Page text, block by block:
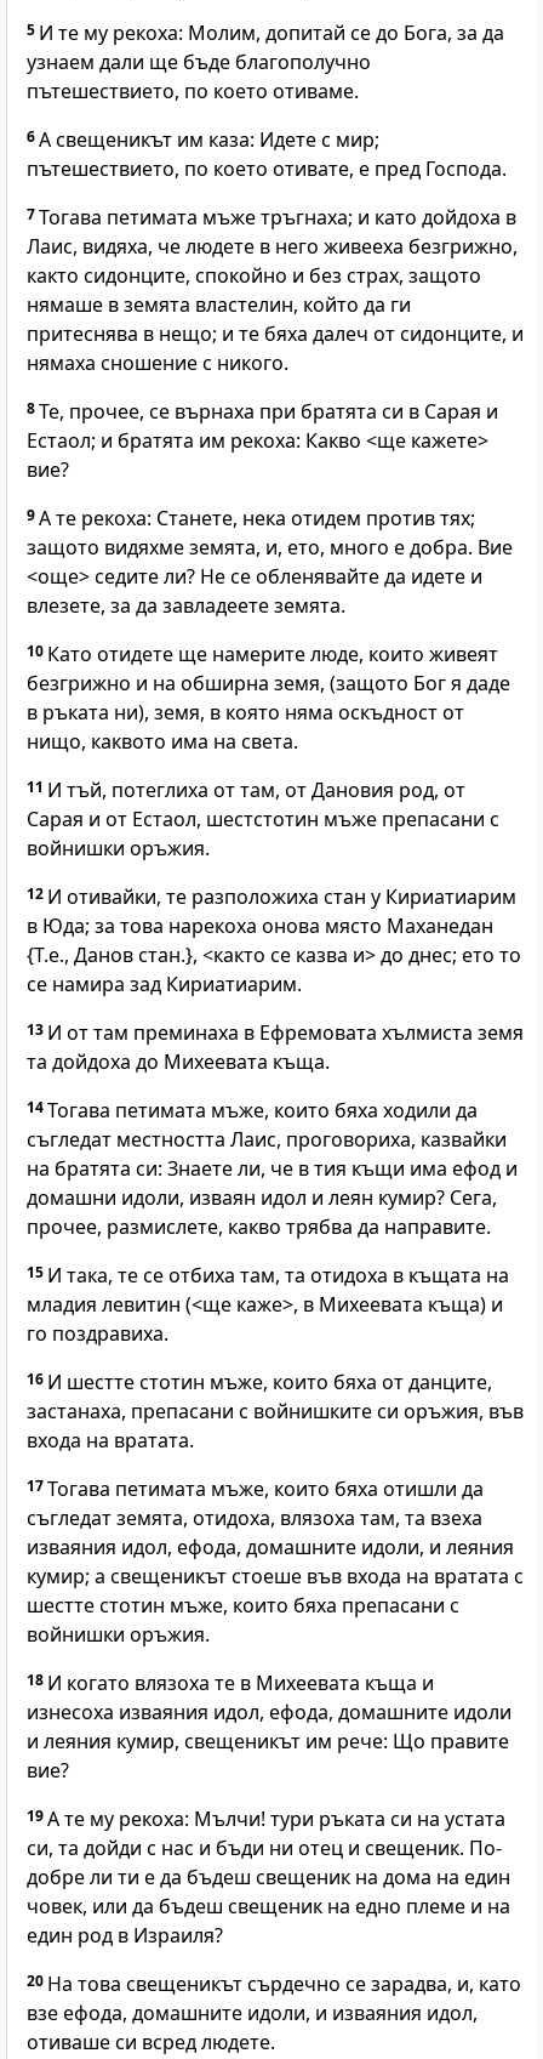
5 И те му рекоха: Молим, допитай се до Бога, за да
узнаем дали ще бъде благополучно
пътешествието, по което отиваме.
6А свещеникът им каза: Идете с мир;
пътешествието, по което отивате, е пред Господа.
7Тогава петимата мъже тръгнаха; и като дойдоха в
Лаис, видяха, че людете в него живееха безгрижно,
както сидонците, спокойно и без страх, защото
нямаше в земята властелин, който да ги
притеснява в нещо; и те бяха далеч от сидонците, и
нямаха сношение с никого.
8Те, прочее, се върнаха при братята си в Сарая и
Естаол; и братята им рекоха: Какво <ще кажете>
вие?
9А те рекоха: Станете, нека отидем против тях;
защото видяхме земята, и, ето, много е добра. Вие
<още> седите ли? Не се обленявайте да идете и
влезете, за да завладеете земята.
10 Като отидете ще намерите люде, които живеят
безгрижно и на обширна земя, (защото Бог я даде
в ръката ни), земя, в която няма оскъдност от
нищо, каквото има на света.
11 И тъй, потеглиха от там, от Дановия род, от
Сарая и от Естаол, шестстотин мъже препасани с
войнишки оръжия.
12 И отивайки, те разположиха стан у Кириатиарим
в Юда; за това нарекоха онова място Маханедан
{Т.е., Данов стан.}, <както се казва и> до днес; ето то
се намира зад Кириатиарим.
13 И от там преминаха в Ефремовата хълмиста земя
та дойдоха до Михеевата къща.
14Тогава петимата мъже, които бяха ходили да
съгледат местността Лаис, проговориха, казвайки
на братята си: Знаете ли, че в тия къщи има ефод и
домашни идоли, изваян идол и леян кумир? Сега,
прочее, размислете, какво трябва да направите.
15 И така, те се отбиха там, та отидоха в къщата на
младия левитин (<ще каже>, в Михеевата къща) и
го поздравиха.
16 И шестте стотин мъже, които бяха от данците,
застанаха, препасани с войнишките си оръжия, във
входа на вратата.
17Тогава петимата мъже, които бяха отишли да
съгледат земята, отидоха, влязоха там, та взеха
изваяния идол, ефода, домашните идоли, и леяния
кумир; а свещеникът стоеше във входа на вратата с
шестте стотин мъже, които бяха препасани с
войнишки оръжия.
18 И когато влязоха те в Михеевата къща и
изнесоха изваяния идол, ефода, домашните идоли
и леяния кумир, свещеникът им рече: Що правите
вие?
19А те му рекоха: Мълчи! тури ръката си на устата
си, та дойди с нас и бъди ни отец и свещеник. По-
добре ли ти е да бъдеш свещеник на дома на един
човек, или да бъдеш свещеник на едно племе и на
един род в Израиля?
20 На това свещеникът сърдечно се зарадва, и, като
взе ефода, домашните идоли, и изваяния идол,
отиваше си всред людете.